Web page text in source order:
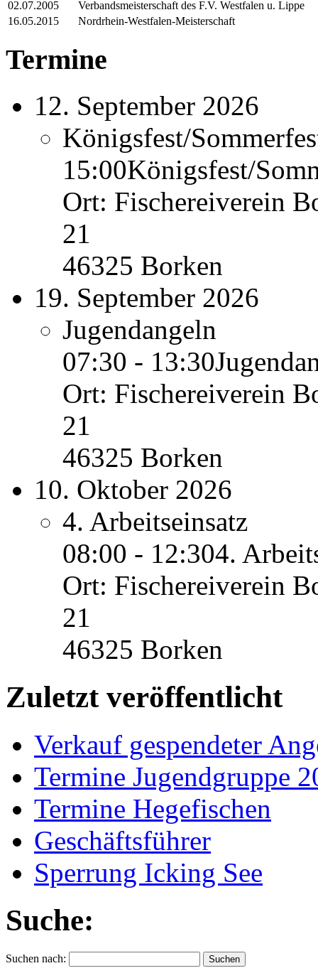
02.07.2005
Verbandsmeisterschaft des F.V. Westfalen u. Lippe
16.05.2015
Nordrhein-Westfalen-Meisterschaft
Termine
12. September 2026
Königsfest/
15:00Königsfest/
Ort: Fischereiverein
21
46325 Borken
19. September 2026
Jugendangeln
07:30 - 13:30
Ort: Fischereiverein
21
46325 Borken
10. Oktober 2026
4. Arbeitseinsatz
08:00 - 12:304.
Ort: Fischereiverein
21
46325 Borken
Zuletzt veröffentlicht
Verkauf gespendeter
Termine Jugendgruppe
Termine Hegefischen
Geschäftsführer
Sperrung Icking See
Suche:
Suchen nach: